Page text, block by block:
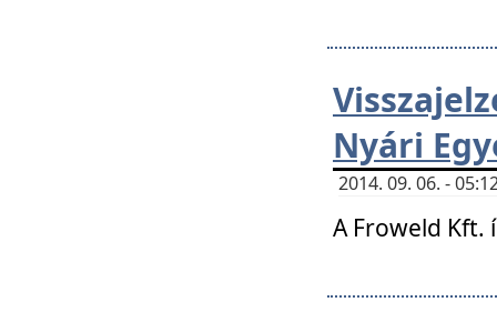
Nyári
2014. 09. 06. -
A Froweld